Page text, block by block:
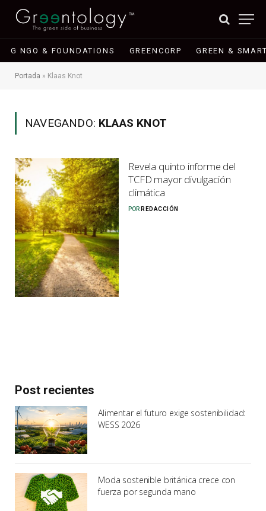
G NGO & FOUNDATIONS GREENCORP GREEN &
Portada » Klaas Knot
NAVEGANDO: KLAAS KNOT
Revela quinto informe del
TCFD mayor divulgación
climática
POR REDACCIÓN
Post recientes
Alimentar el futuro exige sostenibilidad:
WESS 2026
Moda sostenible británica crece con
fuerza por segunda mano